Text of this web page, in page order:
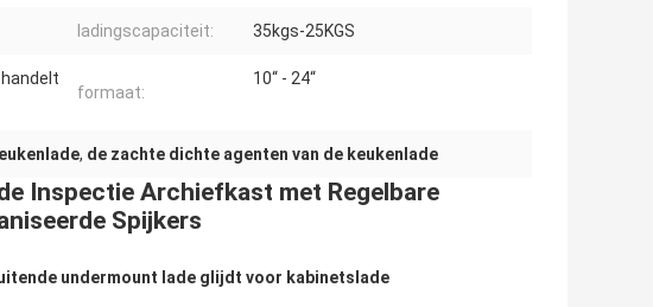
ladingscapaciteit: 35kgs-25KGS
formaat:
10“ - 24“
, de zachte dichte agenten van de keukenlade
Inspectie Archiefkast met Regelbare
Spijkers
undermount lade glijdt voor kabinetslade